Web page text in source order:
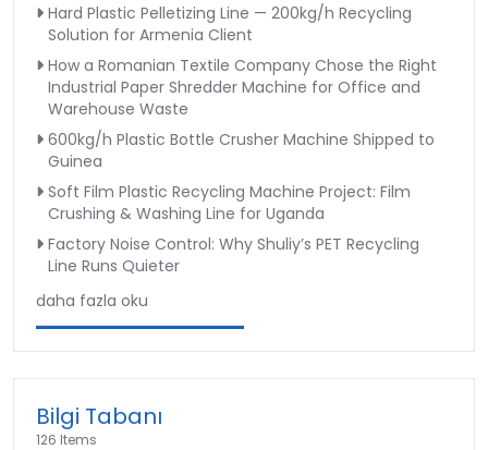
Hard Plastic Pelletizing Line — 200kg/h Recycling
Solution for Armenia Client
How a Romanian Textile Company Chose the Right
Industrial Paper Shredder Machine for Office and
Warehouse Waste
600kg/h Plastic Bottle Crusher Machine Shipped to
Guinea
Soft Film Plastic Recycling Machine Project: Film
Crushing & Washing Line for Uganda
Factory Noise Control: Why Shuliy’s PET Recycling
Line Runs Quieter
daha fazla oku
Bilgi Tabanı
126 Items